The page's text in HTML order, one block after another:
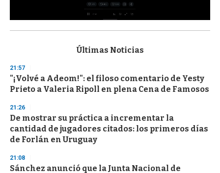
s
d
s
o
f
3
s
c
o
d
s
Últimas Noticias
21:57
"¡Volvé a Adeom!": el filoso comentario de Yesty
Prieto a Valeria Ripoll en plena Cena de Famosos
21:26
De mostrar su práctica a incrementar la
cantidad de jugadores citados: los primeros días
de Forlán en Uruguay
21:08
Sánchez anunció que la Junta Nacional de